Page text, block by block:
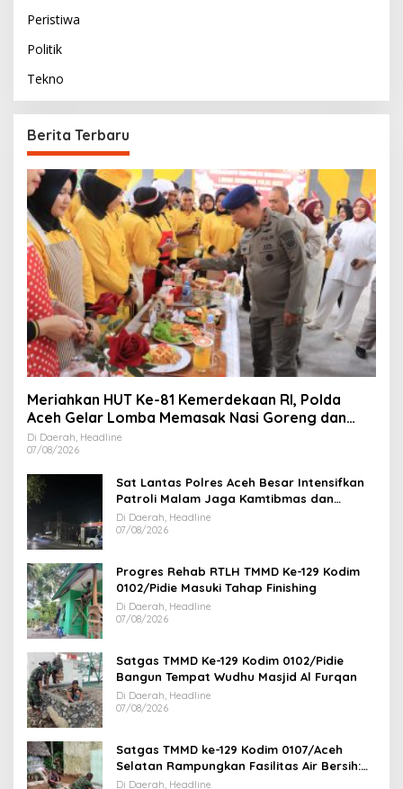
Peristiwa
Politik
Tekno
Berita Terbaru
Meriahkan HUT Ke-81 Kemerdekaan RI, Polda
Aceh Gelar Lomba Memasak Nasi Goreng dan
Aneka Minuman
Di Daerah, Headline
07/08/2026
Sat Lantas Polres Aceh Besar Intensifkan
Patroli Malam Jaga Kamtibmas dan
Kelancaran Lalu Lintas
Di Daerah, Headline
07/08/2026
Progres Rehab RTLH TMMD Ke-129 Kodim
0102/Pidie Masuki Tahap Finishing
Di Daerah, Headline
07/08/2026
Satgas TMMD Ke-129 Kodim 0102/Pidie
Bangun Tempat Wudhu Masjid Al Furqan
Di Daerah, Headline
07/08/2026
Satgas TMMD ke-129 Kodim 0107/Aceh
Selatan Rampungkan Fasilitas Air Bersih:
Tapak Tower Mulai Dipasang
Di Daerah, Headline